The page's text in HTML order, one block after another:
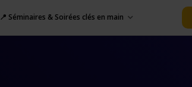
📍 Séminaires & Soirées clés en main